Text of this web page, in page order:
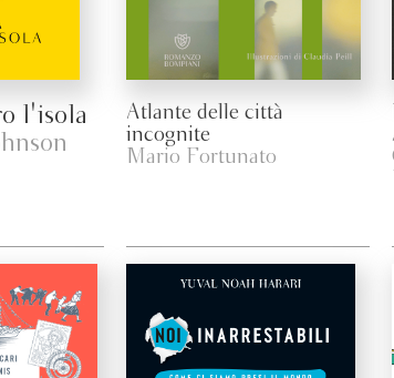
l'isola
Atlante delle città
incognite
Mario Fortunato